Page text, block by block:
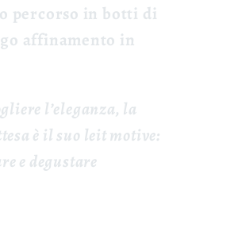
percorso in botti di
affinamento in
l’eleganza, la
è il suo leit motive:
e degustare